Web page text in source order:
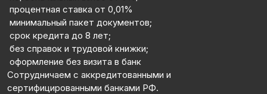
️ процентная ставка от 0,01%
️ минимальный пакет документов;
️ срок кредита до 8 лет;
️ без справок и трудовой книжки;
️ оформление без визита в банк
Сотрудничаем с аккредитованными и
сертифицированными банками РФ.